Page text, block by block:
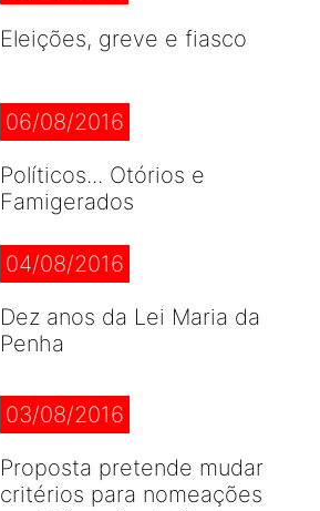
Eleições, greve e fiasco
06/08/2016
Políticos... Otórios e
Famigerados
04/08/2016
Dez anos da Lei Maria da
Penha
03/08/2016
Proposta pretende mudar
critérios para nomeações